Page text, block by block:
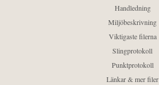
Handledning
Miljöbeskrivning
Viktigaste filerna
Slingprotokoll
Punktprotokoll
Länkar & mer filer